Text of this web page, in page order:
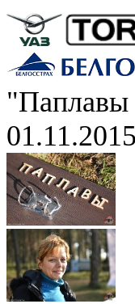
"Паплавы
01.11.2015